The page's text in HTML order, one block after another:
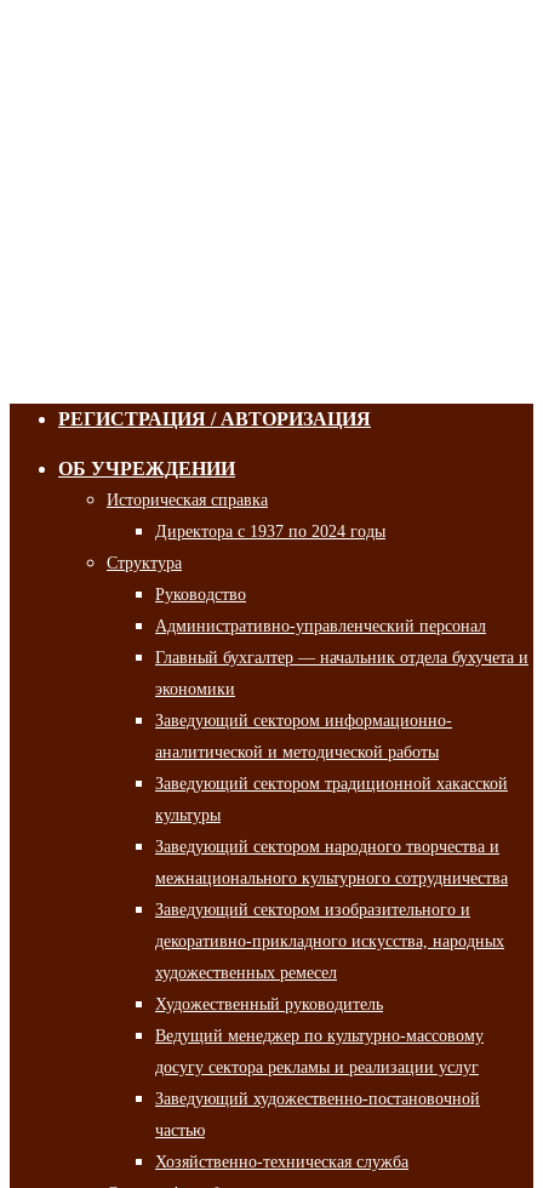
РЕГИСТРАЦИЯ / АВТОРИЗАЦИЯ
ОБ УЧРЕЖДЕНИИ
Историческая справка
Директора с 1937 по 2024 годы
Структура
Руководство
Административно-управленческий персонал
Главный бухгалтер — начальник отдела бухучета и
экономики
Заведующий сектором информационно-
аналитической и методической работы
Заведующий сектором традиционной хакасской
культуры
Заведующий сектором народного творчества и
межнационального культурного сотрудничества
Заведующий сектором изобразительного и
декоративно-прикладного искусства, народных
художественных ремесел
Художественный руководитель
Ведущий менеджер по культурно-массовому
досугу сектора рекламы и реализации услуг
Заведующий художественно-постановочной
частью
Хозяйственно-техническая служба